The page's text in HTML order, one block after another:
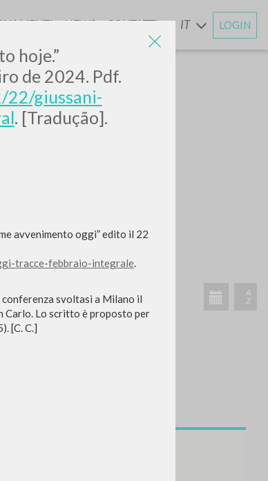
hoje.”
de 2024. Pdf.
giussani-
. [Tradução].
avvenimento oggi” edito il 22
tracce-febbraio-integrale.
svoltasi a Milano il
Carlo. Lo scritto è proposto per
[C. C.]
ENEWS CONTATTI IT LOGIN